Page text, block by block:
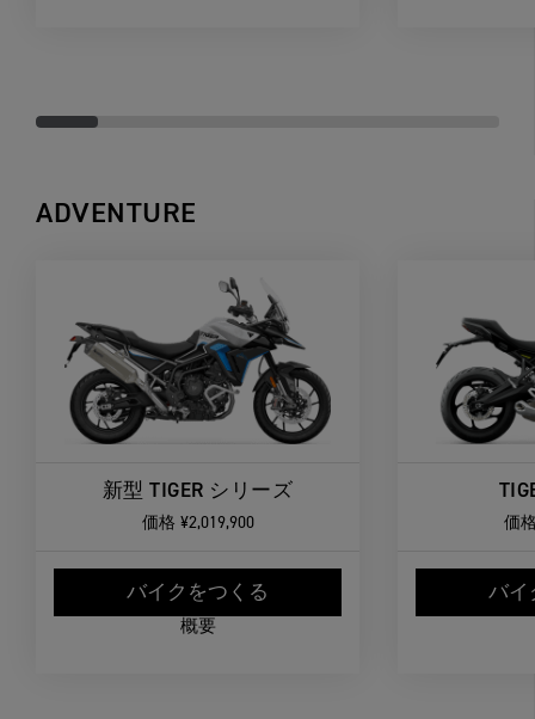
ADVENTURE
新型 TIGER シリーズ
価格 ¥2,019,900
バイクをつくる
概要
価
バイ